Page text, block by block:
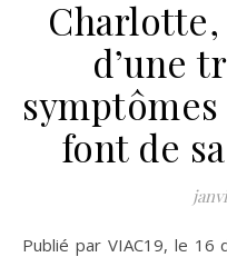
Charlotte,
d’une
font de
Publié par VIAC19, le 16 décembre 2023 Témoignage de